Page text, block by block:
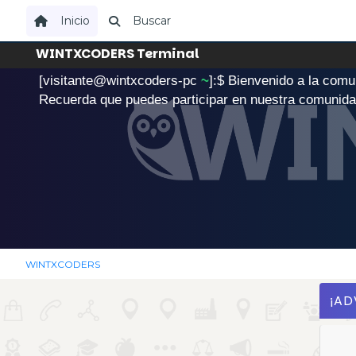
Inicio Buscar
WINTXCODERS Terminal
[visitante@wintxcoders-pc ~]:$ .Bienvenido a la comu
Recuerda que puedes participar en nuestra
WINTXCODERS